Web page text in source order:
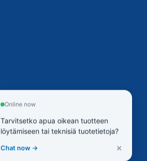
Online now
Tarvitsetko apua oikean tuotteen
löytämiseen tai teknisiä tuotetietoja?
Chat now → ×